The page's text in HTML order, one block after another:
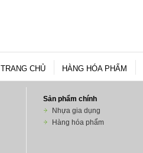
TRANG CHỦ HÀNG HÓA PHẨM
Sản phẩm chính
Nhựa gia dụng
Hàng hóa phẩm